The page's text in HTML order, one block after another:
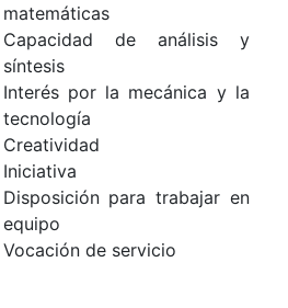
matemáticas
Capacidad de análisis y
síntesis
Interés por la mecánica y la
tecnología
Creatividad
Iniciativa
Disposición para trabajar en
equipo
Vocación de servicio